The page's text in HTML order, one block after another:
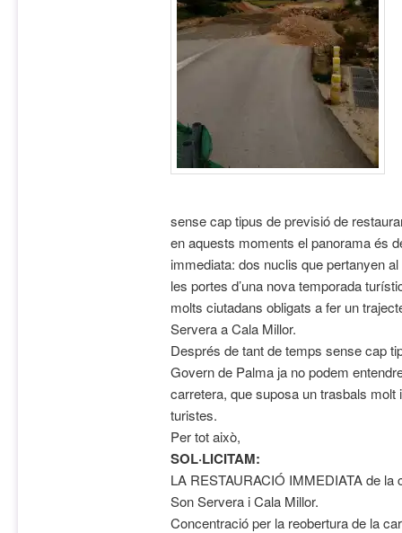
sense cap tipus de previsió de
en aquests moments el panorama és
immediata: dos nuclis que pertanyen
les portes d’una nova temporada
molts ciutadans obligats a fer un
Servera a Cala Millor.
Després de tant de temps sense cap
Govern de Palma ja no podem
carretera, que suposa un trasbals molt
turistes.
Per tot això,
SOL·LICITAM:
LA RESTAURACIÓ IMMEDIATA de la
Son Servera i Cala Millor.
Concentració per la reobertura de la